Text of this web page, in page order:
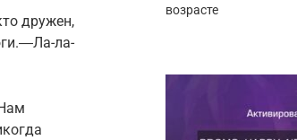
дружен,
ла-
возрасте